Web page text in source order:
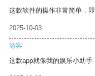
这款软件的操作非常简单，
2025-10-03
游客
这款app就像我的娱乐小助手